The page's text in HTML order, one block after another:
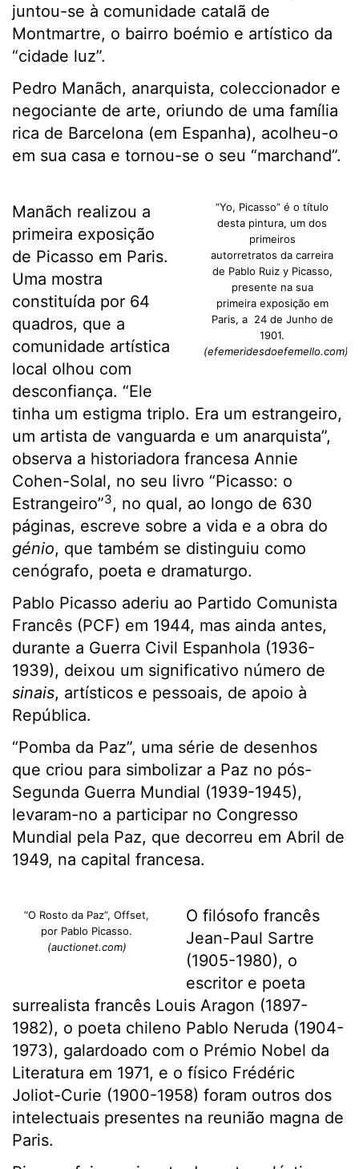
juntou-se à comunidade catalã de
Montmartre, o bairro boémio e artístico da
“cidade luz”.
Pedro Manãch, anarquista, coleccionador e
negociante de arte, oriundo de uma família
rica de Barcelona (em Espanha), acolheu-o
em sua casa e tornou-se o seu “marchand”.
“Yo, Picasso” é o título
desta pintura, um dos
primeiros
autorretratos da carreira
de Pablo Ruiz y Picasso,
presente na sua
primeira exposição em
Paris, a 24 de Junho de
1901.
(efemeridesdoefemello.com)
Manãch realizou a
primeira exposição
de Picasso em Paris.
Uma mostra
constituída por 64
quadros, que a
comunidade artística
local olhou com
desconfiança. “Ele
tinha um estigma triplo. Era um estrangeiro,
um artista de vanguarda e um anarquista”,
observa a historiadora francesa Annie
Cohen-Solal, no seu livro “Picasso: o
Estrangeiro”3, no qual, ao longo de 630
páginas, escreve sobre a vida e a obra do
génio, que também se distinguiu como
cenógrafo, poeta e dramaturgo.
Pablo Picasso aderiu ao Partido Comunista
Francês (PCF) em 1944, mas ainda antes,
durante a Guerra Civil Espanhola (1936-
1939), deixou um significativo número de
sinais, artísticos e pessoais, de apoio à
República.
“Pomba da Paz”, uma série de desenhos
que criou para simbolizar a Paz no pós-
Segunda Guerra Mundial (1939-1945),
levaram-no a participar no Congresso
Mundial pela Paz, que decorreu em Abril de
1949, na capital francesa.
“O Rosto da Paz”, Offset,
por Pablo Picasso.
(auctionet.com)
O filósofo francês
Jean-Paul Sartre
(1905-1980), o
escritor e poeta
surrealista francês Louis Aragon (1897-
1982), o poeta chileno Pablo Neruda (1904-
1973), galardoado com o Prémio Nobel da
Literatura em 1971, e o físico Frédéric
Joliot-Curie (1900-1958) foram outros dos
intelectuais presentes na reunião magna de
Paris.